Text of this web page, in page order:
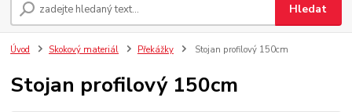
Hledat
Úvod Skokový materiál Překážky Stojan profilový 150cm
Stojan profilový 150cm